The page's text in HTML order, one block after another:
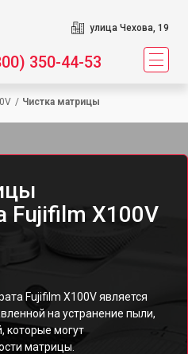
улица Чехова, 19
350-44-53
/ Чистка матрицы
Fujifilm X100V
Fujifilm X100V является
на устранение пыли,
которые могут
матрицы.